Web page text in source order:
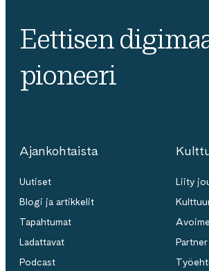
Eettisen
pioneeri
Ajankohtaista
Uutiset
Blogi ja artikkelit
Tapahtumat
Ladattavat
Podcast
Liity